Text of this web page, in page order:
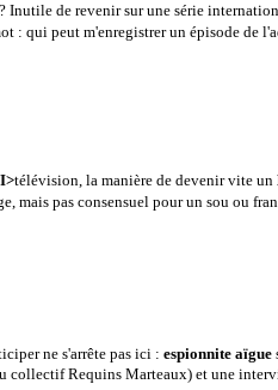
Inutile de revenir sur une série
: qui peut m'enregistrer un épisode de
I>télévision, la manière de devenir vite un
mais pas consensuel pour un sou ou
ne s'arrête pas ici : espionnite aïgue
collectif Requins Marteaux) et une